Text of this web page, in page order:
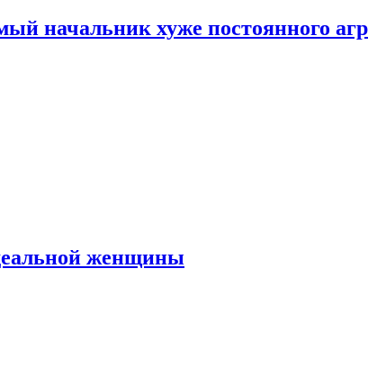
начальник хуже постоянного
женщины